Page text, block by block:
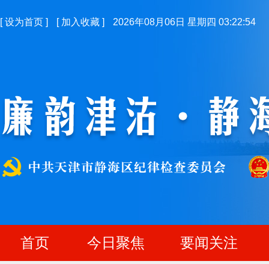
[设为首页 ] [ 加入收藏 ] 2026年08月06日 星期四 03:22:54
首页 今日聚焦 要闻关注